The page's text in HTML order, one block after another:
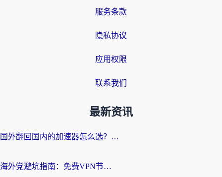
服务条款
隐私协议
应用权限
联系我们
最新资讯
国外翻回国内的加速器怎么选？海外党亲测实用指南，告别地域限制
海外党避坑指南：免费VPN节点真的靠谱吗？教你选对回国加速器无缝访问国内资源